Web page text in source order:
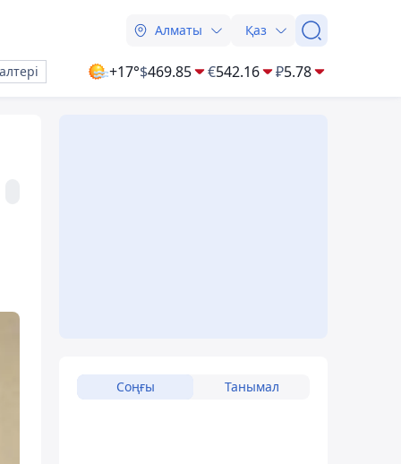
Алматы Қаз
+17°$469.85 €542.16 ₽5.78
Соңғы Танымал